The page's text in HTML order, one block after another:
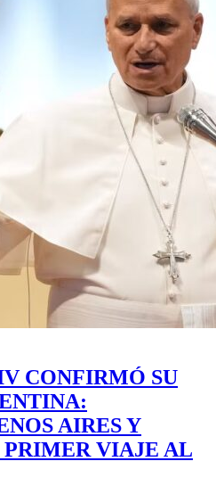
CONFIRMÓ SU
AIRES Y
PRIMER VIAJE AL